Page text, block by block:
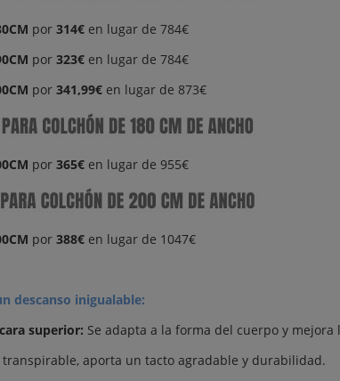
por 314€ en lugar de 784€
por 323€ en lugar de 784€
por 341,99€ en lugar de 873€
por 365€ en lugar de 955€
por 388€ en lugar de 1047€
descanso inigualable:
superior: Se adapta a la forma del cuerpo y mejora
transpirable, aporta un tacto agradable y durabilidad.